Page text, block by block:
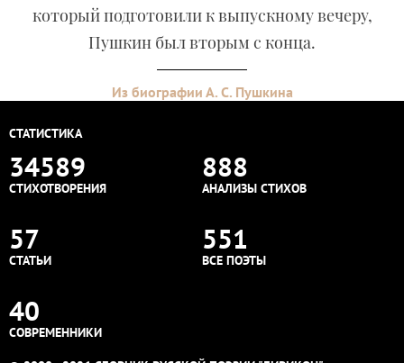
который подготовили к выпускному вечеру,
Пушкин был вторым с конца.
Из биографии А. С. Пушкина
СТАТИСТИКА
34589
СТИХОТВОРЕНИЯ
888
АНАЛИЗЫ СТИХОВ
57
СТАТЬИ
551
ВСЕ ПОЭТЫ
40
СОВРЕМЕННИКИ